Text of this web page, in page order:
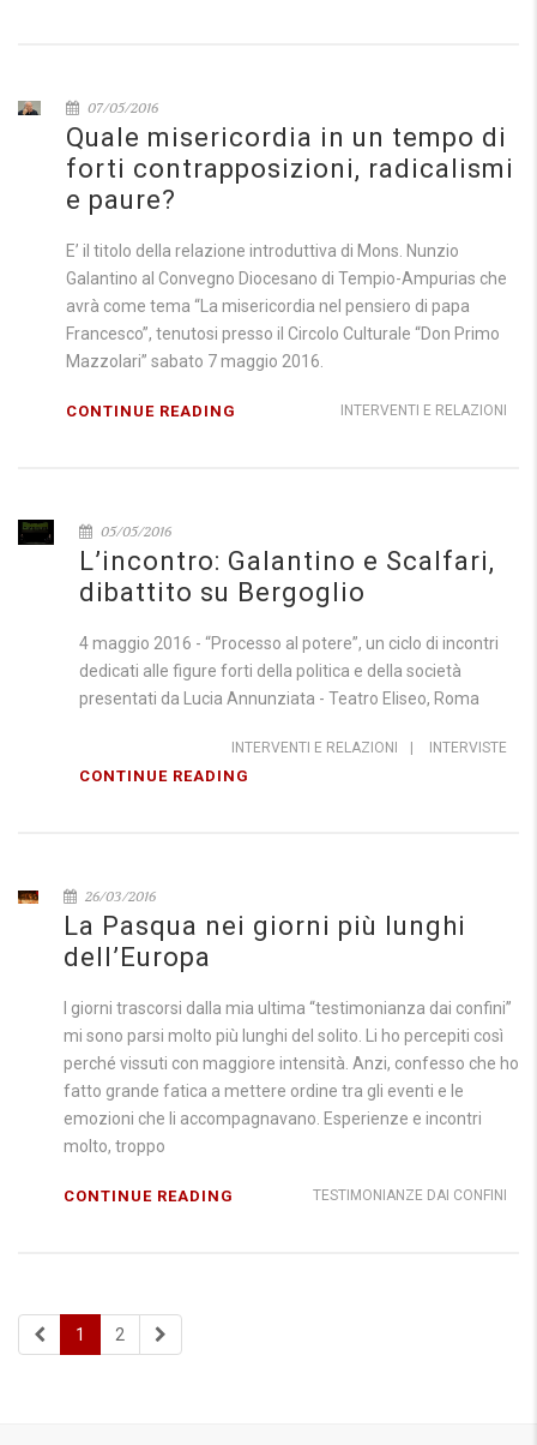
07/05/2016
Quale misericordia in un tempo di
forti contrapposizioni, radicalismi
e paure?
E’ il titolo della relazione introduttiva di Mons. Nunzio
Galantino al Convegno Diocesano di Tempio-Ampurias che
avrà come tema “La misericordia nel pensiero di papa
Francesco”, tenutosi presso il Circolo Culturale “Don Primo
Mazzolari” sabato 7 maggio 2016.
INTERVENTI E RELAZIONI
CONTINUE READING
05/05/2016
L’incontro: Galantino e Scalfari,
dibattito su Bergoglio
4 maggio 2016 - “Processo al potere”, un ciclo di incontri
dedicati alle figure forti della politica e della società
presentati da Lucia Annunziata - Teatro Eliseo, Roma
INTERVENTI E RELAZIONI INTERVISTE
CONTINUE READING
26/03/2016
La Pasqua nei giorni più lunghi
dell’Europa
I giorni trascorsi dalla mia ultima “testimonianza dai confini”
mi sono parsi molto più lunghi del solito. Li ho percepiti così
perché vissuti con maggiore intensità. Anzi, confesso che ho
fatto grande fatica a mettere ordine tra gli eventi e le
emozioni che li accompagnavano. Esperienze e incontri
molto, troppo
TESTIMONIANZE DAI CONFINI
CONTINUE READING
1 2